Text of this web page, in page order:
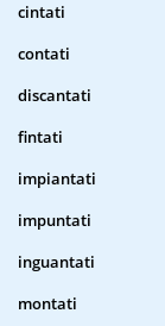
cintati
contati
discantati
fintati
impiantati
impuntati
inguantati
montati